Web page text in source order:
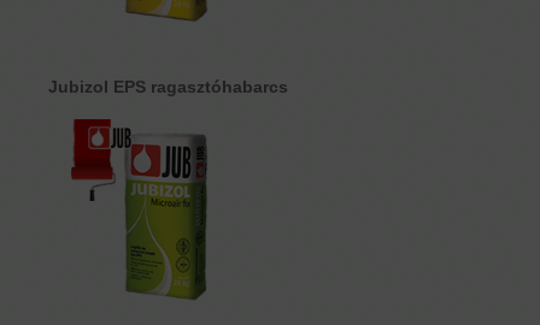
Jubizol EPS ragasztóhabarcs